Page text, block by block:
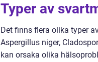
Typer av
Det finns flera olika typer
Aspergillus niger,
kan orsaka olika